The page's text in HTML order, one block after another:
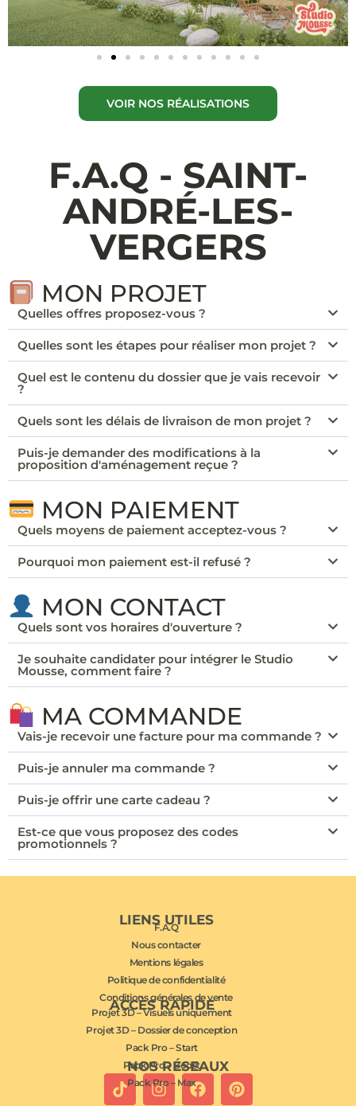
VOIR NOS RÉALISATIONS
F.A.Q - SAINT-
ANDRÉ-LES-
VERGERS
MON PROJET
Quelles offres proposez-vous ?
Quelles sont les étapes pour réaliser mon projet ?
Quel est le contenu du dossier que je vais recevoir
?
Quels sont les délais de livraison de mon projet ?
Puis-je demander des modifications à la
proposition d'aménagement reçue ?
MON PAIEMENT
Quels moyens de paiement acceptez-vous ?
Pourquoi mon paiement est-il refusé ?
MON CONTACT
Quels sont vos horaires d'ouverture ?
Je souhaite candidater pour intégrer le Studio
Mousse, comment faire ?
MA COMMANDE
Vais-je recevoir une facture pour ma commande ?
Puis-je annuler ma commande ?
Puis-je offrir une carte cadeau ?
Est-ce que vous proposez des codes
promotionnels ?
NOS RÉSEAUX
ACCÈS RAPIDE
Projet 3D – Visuels uniquement
Projet 3D – Dossier de conception
Pack Pro – Start
Pack Pro – Boost
Pack Pro – Max
LIENS UTILES
F.A.Q
Nous contacter
Mentions légales
Politique de confidentialité
Conditions générales de vente